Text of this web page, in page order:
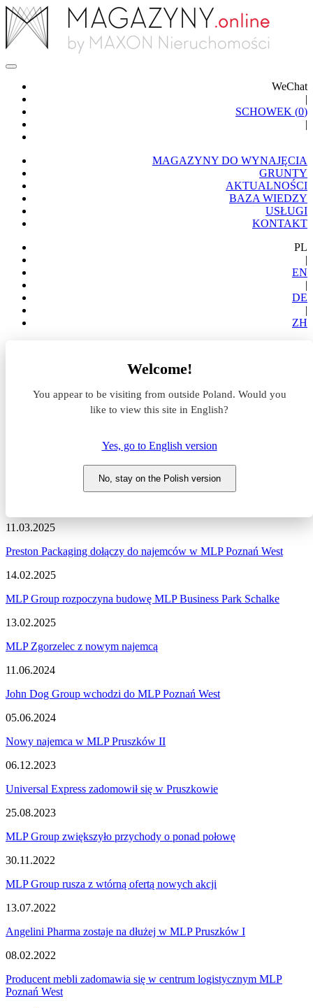
WeChat
|
SCHOWEK (0)
|
MAGAZYNY DO WYNAJĘCIA
GRUNTY
AKTUALNOŚCI
BAZA WIEDZY
USŁUGI
KONTAKT
PL
|
EN
|
DE
|
ZH
Welcome!
You appear to be visiting from outside Poland. Would you
like to view this site in English?
Yes, go to English version
No, stay on the Polish version
Aktualności z rynku
Zapraszamy do zapoznania się z najnowszymi informacjami
dotyczącymi sytuacji na rynku komercyjnym, nowymi projektami
deweloperskimi, a także wydarzeniami i zmianami na naszym
11.03.2025
Preston Packaging dołączy do najemców w MLP Poznań West
14.02.2025
MLP Group rozpoczyna budowę MLP Business Park Schalke
13.02.2025
MLP Zgorzelec z nowym najemcą
11.06.2024
John Dog Group wchodzi do MLP Poznań West
05.06.2024
Nowy najemca w MLP Pruszków II
06.12.2023
Universal Express zadomowił się w Pruszkowie
25.08.2023
MLP Group zwiększyło przychody o ponad połowę
30.11.2022
MLP Group rusza z wtórną ofertą nowych akcji
13.07.2022
Angelini Pharma zostaje na dłużej w MLP Pruszków I
08.02.2022
Producent mebli zadomawia się w centrum logistycznym MLP
Poznań West